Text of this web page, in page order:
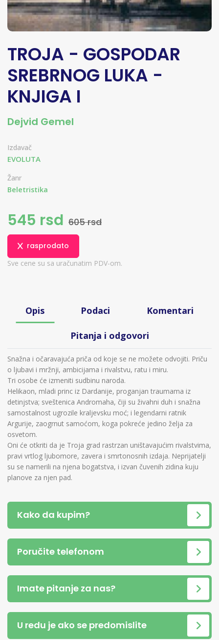
TROJA - GOSPODAR
SREBRNOG LUKA -
KNJIGA I
Dejvid Gemel
Izdavač
EVOLUTA
Žanr
Beletristika
545 rsd 605 rsd
rasprodato
Sve cene su sa uračunatim PDV-om.
Opis Podaci Komentari
Pitanja i odgovori
Snažna i očaravajuća priča od koje se ne možete odvojiti. Priču
o ljubavi i mržnji, ambicijama i rivalstvu, ratu i miru.
Tri osobe će izmeniti sudbinu naroda.
Helikaon, mladi princ iz Dardanije, proganjan traumama iz
detinjstva; sveštenica Andromaha, čiji su živahni duh i snažna
samostalnost ugrozile kraljevsku moć; i legendarni ratnik
Argurije, zaogrnut samoćom, koga pokreće jedino želja za
osvetom.
Oni će otkriti da je Troja grad rastrzan uništavajućim rivalstvima,
pravi vrtlog ljubomore, zavera i smrtonosnih izdaja. Neprijatelji
su se namerili na njena bogatstva, i izvan čuvenih zidina kuju
planove za njen pad.
Kako da kupim?
Poručite telefonom
Imate pitanje za nas?
U redu je ako se predomislite